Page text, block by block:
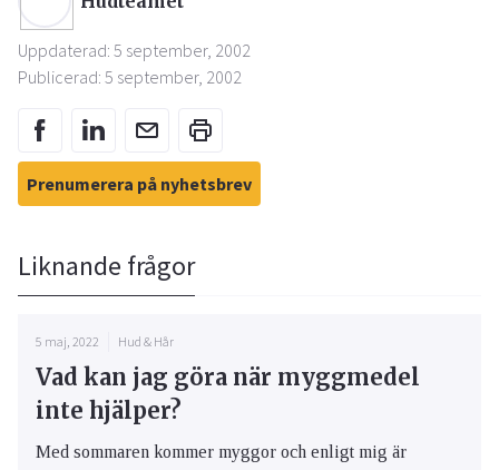
Uppdaterad: 5 september, 2002
Publicerad: 5 september, 2002
Prenumerera på nyhetsbrev
Liknande frågor
5 maj, 2022 Hud & Hår
Vad kan jag göra när myggmedel
inte hjälper?
Med sommaren kommer myggor och enligt mig är